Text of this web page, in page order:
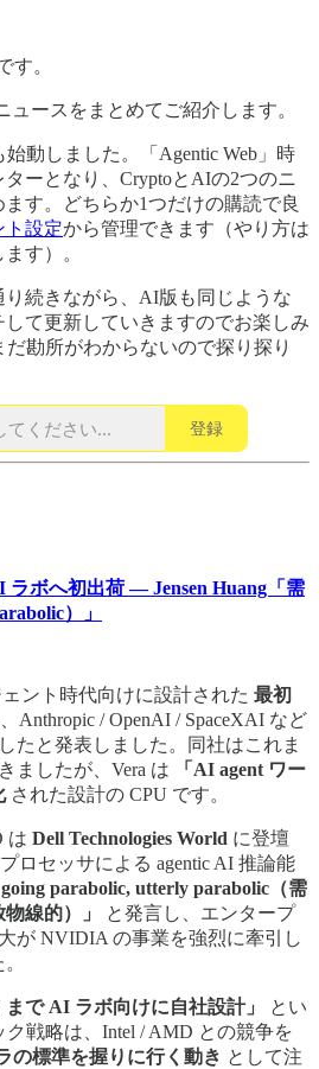
す。
ュースをまとめてご紹介します。
動しました。「Agentic Web」時
ーとなり、CryptoとAIの2つのニ
す。どちらか1つだけの購読で良
ト設定から管理できます（やり方は
す）。
続きながら、AI版も同じような
て更新していきますのでお楽しみ
勘所がわからないので探り探り
登録
ボへ初出荷 — Jensen Huang「需
）」
ェント時代向けに設計された 最初
Anthropic / OpenAI / SpaceXAI など
たと発表しました。同社はこれま
ましたが、Vera は
「AI agent ワー
された設計の CPU です。
は Dell Technologies World に登壇
プロセッサによる agentic AI 推論能
going parabolic, utterly parabolic（需
線的）」
と発言し、エンタープ
が NVIDIA の事業を強烈に牽引し
まで AI ラボ向けに自社設計」
とい
戦略は、Intel / AMD との競争を
の標準を握りに行く動き として注